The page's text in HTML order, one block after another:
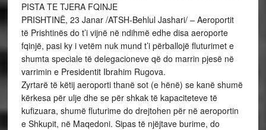
PISTA TE TJERA FQINJE
PRISHTINË, 23 Janar /ATSH-Behlul Jashari/ – Aeroportit
të Prishtinës do t’i vijnë në ndihmë edhe disa aeroporte
fqinjë, pasi ky i vetëm nuk mund t’i përballojë fluturimet e
shumta speciale të delegacioneve që do marrin pjesë në
varrimin e Presidentit Ibrahim Rugova.
Zyrtarë të këtij aeroporti thanë sot (e hënë) se kanë shumë
kërkesa për ulje dhe se për shkak të kapaciteteve të
kufizuara, shumë fluturime do drejtohen për në aeroportin
e Shkupit, në Maqedoni. Sipas të njëjtave burime, do